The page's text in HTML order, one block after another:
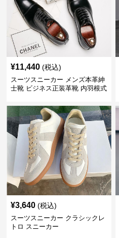
¥11,440 (税込)
スーツスニーカー メンズ本革紳
士靴 ビジネス正装革靴 内羽根式
¥3,640 (税込)
スーツスニーカー クラシックレ
トロ スニーカー